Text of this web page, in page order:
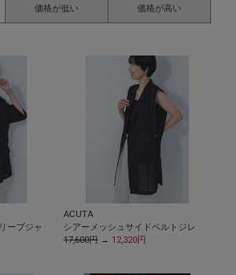
価格が低い 価格が高い
ーブジャ
ACUTA
シアーメッシュサイドベルトジレ
17,600円→ 12,320円